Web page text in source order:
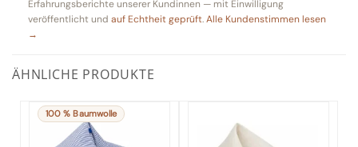
Erfahrungsberichte unserer Kundinnen — mit Einwilligung
veröffentlicht und auf Echtheit geprüft.Alle Kundenstimmen lesen
→
ÄHNLICHE PRODUKTE